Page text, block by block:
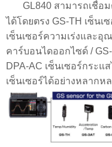
GL840 สามารถเชื่อ
ได้โดยตรง GS-TH เซ็น
เซ็นเซอร์ความเร่งและอุ
คาร์บอนไดออกไซด์ /
DPA-AC เซ็นเซอร์กระแ
เซ็นเซอร์ได้อย่างหลาก